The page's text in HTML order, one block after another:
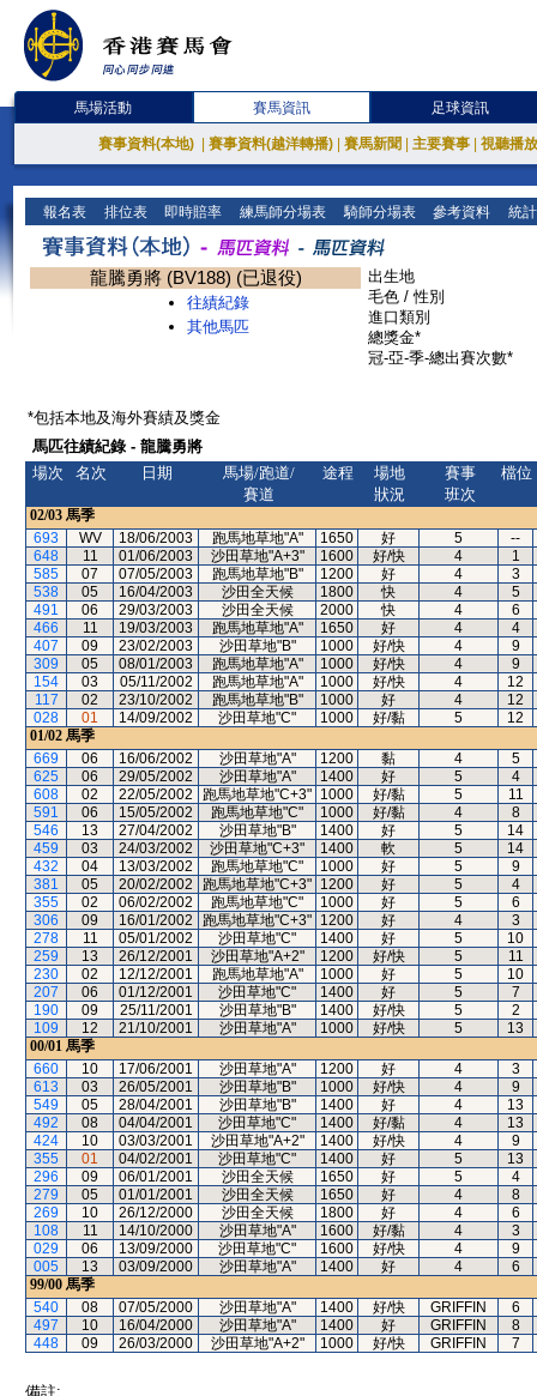
馬場活動 賽馬資訊 足球資訊
賽事資料(本地) 賽事資料(越洋轉播) 賽馬新聞 主要賽事 視聽播
報名表 排位表 即時賠率 練馬師分場表 騎師分場表 參考資料 統
龍騰勇將 (BV188) (已退役)
往績紀錄
其他馬匹
出生地
毛色 / 性別
進口類別
總獎金*
冠-亞-季-總出賽次數*
*包括本地及海外賽績及獎金
馬匹往績紀錄 - 龍騰勇將
場次
名次 日期
馬場/跑道/
賽道
途程
場地
狀況
賽事
班次
檔位
02/03 馬季
693
WV 18/06/2003 跑馬地草地"A" 1650 好 5
--
648
11 01/06/2003 沙田草地"A+3" 1600 好/快 4
1
585
07 07/05/2003 跑馬地草地"B" 1200 好 4
3
538
05 16/04/2003 沙田全天候 1800 快 4
5
491
06 29/03/2003 沙田全天候 2000 快 4
6
466
11 19/03/2003 跑馬地草地"A" 1650 好 4
4
407
09 23/02/2003 沙田草地"B" 1000 好/快 4
9
309
05 08/01/2003 跑馬地草地"A" 1000 好/快 4
9
154
03 05/11/2002 跑馬地草地"A" 1000 好/快 4
12
117
02 23/10/2002 跑馬地草地"B" 1000 好 4
12
028
01 14/09/2002 沙田草地"C" 1000 好/黏 5
12
01/02 馬季
669
06 16/06/2002 沙田草地"A" 1200 黏 4
5
625
06 29/05/2002 沙田草地"A" 1400 好 5
4
608
02 22/05/2002 跑馬地草地"C+3" 1000 好/黏 5
11
591
06 15/05/2002 跑馬地草地"C" 1000 好/黏 4
8
546
13 27/04/2002 沙田草地"B" 1400 好 5
14
459
03 24/03/2002 沙田草地"C+3" 1400 軟 5
14
432
04 13/03/2002 跑馬地草地"C" 1000 好 5
9
381
05 20/02/2002 跑馬地草地"C+3" 1200 好 5
4
355
02 06/02/2002 跑馬地草地"C" 1000 好 5
6
306
09 16/01/2002 跑馬地草地"C+3" 1200 好 4
3
278
11 05/01/2002 沙田草地"C" 1400 好 5
10
259
13 26/12/2001 沙田草地"A+2" 1200 好/快 5
11
230
02 12/12/2001 跑馬地草地"A" 1000 好 5
10
207
06 01/12/2001 沙田草地"C" 1400 好 5
7
190
09 25/11/2001 沙田草地"B" 1400 好/快 5
2
109
12 21/10/2001 沙田草地"A" 1000 好/快 5
13
00/01 馬季
660
10 17/06/2001 沙田草地"A" 1200 好 4
3
613
03 26/05/2001 沙田草地"B" 1000 好/快 4
9
549
05 28/04/2001 沙田草地"B" 1400 好 4
13
492
08 04/04/2001 沙田草地"C" 1400 好/黏 4
13
424
10 03/03/2001 沙田草地"A+2" 1400 好/快 4
9
355
01 04/02/2001 沙田草地"C" 1400 好 5
13
296
09 06/01/2001 沙田全天候 1650 好 5
4
279
05 01/01/2001 沙田全天候 1650 好 4
8
269
10 26/12/2000 沙田全天候 1800 好 4
6
108
11 14/10/2000 沙田草地"A" 1600 好/黏 4
3
029
06 13/09/2000 沙田草地"C" 1600 好/快 4
9
005
13 03/09/2000 沙田草地"A" 1400 好 4
6
99/00 馬季
540
08 07/05/2000 沙田草地"A" 1400 好/快 GRIFFIN
6
497
10 16/04/2000 沙田草地"A" 1400 好 GRIFFIN
8
448
09 26/03/2000 沙田草地"A+2" 1000 好/快 GRIFFIN 7
備註: